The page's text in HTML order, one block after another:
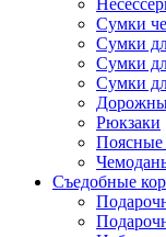
Сумки
Сумки
Сумки
Сумки
Рюкзаки
Поясные
Съедобные